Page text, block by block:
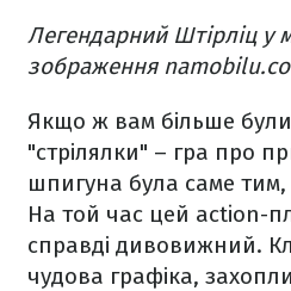
Легендарний Штірліц у
зображення
Якщо ж вам більше
"стрілялки" – гра про
шпигуна була саме
На той час цей action-
справді дивовижний.
чудова графіка,